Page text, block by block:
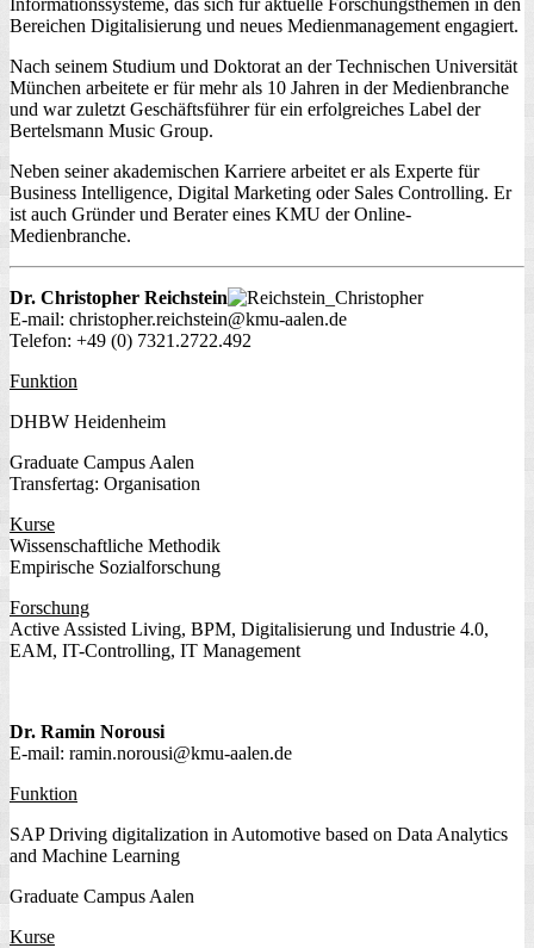
Bereichen Digitalisierung und neues Medienmanagement engagiert.
Nach seinem Studium und Doktorat an der Technischen Universität
München arbeitete er für mehr als 10 Jahren in der Medienbranche
und war zuletzt Geschäftsführer für ein erfolgreiches Label der
Bertelsmann Music Group.
Neben seiner akademischen Karriere arbeitet er als Experte für
Business Intelligence, Digital Marketing oder Sales Controlling. Er
ist auch Gründer und Berater eines KMU der Online-
Medienbranche.
Dr. Christopher Reichstein
E-mail: christopher.reichstein@kmu-aalen.de
Telefon: +49 (0) 7321.2722.492
Funktion
DHBW Heidenheim
Graduate Campus Aalen
Transfertag: Organisation
Kurse
Wissenschaftliche Methodik
Empirische Sozialforschung
Forschung
Active Assisted Living, BPM, Digitalisierung und Industrie 4.0,
EAM, IT-Controlling, IT Management
Dr. Ramin Norousi
E-mail: ramin.norousi@kmu-aalen.de
Funktion
SAP Driving digitalization in Automotive based on Data Analytics
and Machine Learning
Graduate Campus Aalen
Kurse